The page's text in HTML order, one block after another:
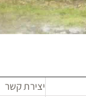
יצירת קשר